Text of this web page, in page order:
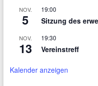
NOV.
5
19:00
Sitzung des
NOV.
13
19:30
Vereinstreff
Kalender anzeigen